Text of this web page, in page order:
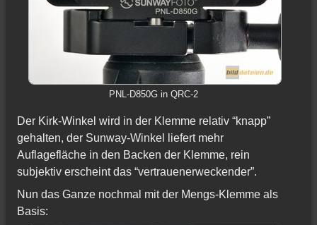
PNL-D850G in QRC-2
Der Kirk-Winkel wird in der Klemme relativ “knapp”
gehalten, der Sunway-Winkel liefert mehr
Auflagefläche in den Backen der Klemme, rein
subjektiv erscheint das “vertrauenerweckender”.
Nun das Ganze nochmal mit der Mengs-Klemme als
Basis: